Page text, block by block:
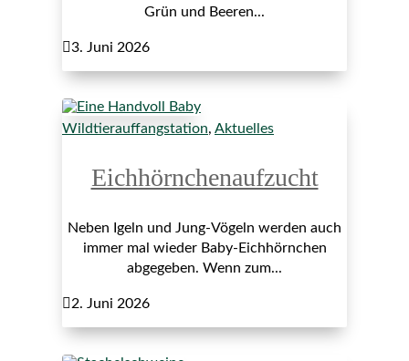
Grün und Beeren...
3. Juni 2026
Wildtierauffangstation, Aktuelles
Eichhörnchenaufzucht
Neben Igeln und Jung-Vögeln werden auch
immer mal wieder Baby-Eichhörnchen
abgegeben. Wenn zum...
2. Juni 2026